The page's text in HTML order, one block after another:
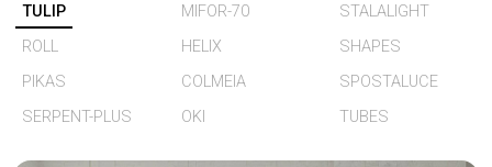
TULIP
ROLL
PIKAS
SERPENT-PLUS
MIFOR-70
HELIX
COLMEIA
OKI
STALALIGHT
SHAPES
SPOSTALUCE
TUBES